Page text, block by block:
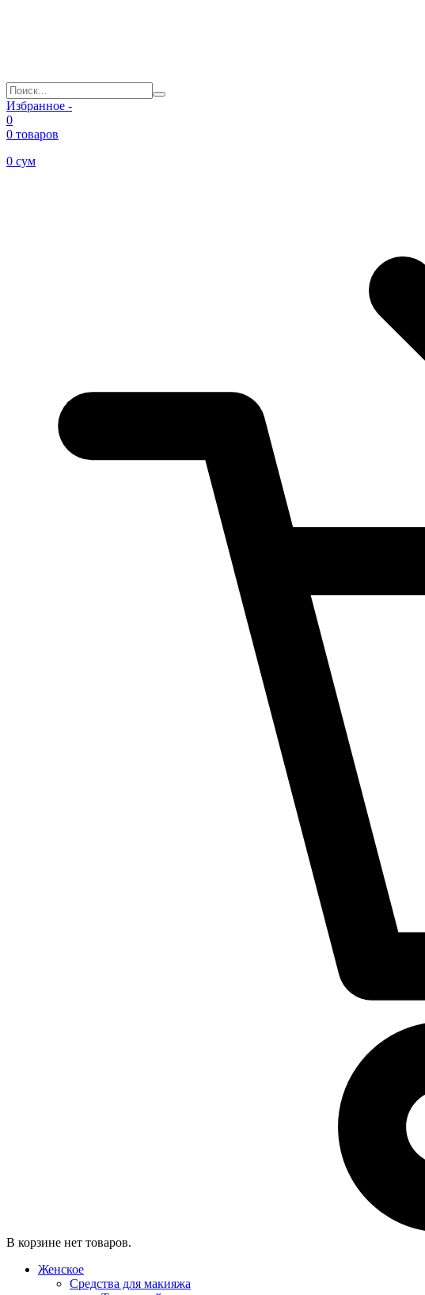
Избранное -
0
0 товаров
0 сум
В корзине нет товаров.
Женское
Средства для макияжа